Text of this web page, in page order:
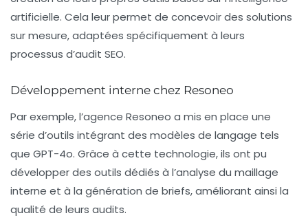
artificielle. Cela leur permet de concevoir des solutions
sur mesure, adaptées spécifiquement à leurs
processus d’audit SEO.
Développement interne chez Resoneo
Par exemple, l’agence Resoneo a mis en place une
série d’outils intégrant des modèles de langage tels
que GPT-4o. Grâce à cette technologie, ils ont pu
développer des outils dédiés à l’analyse du maillage
interne et à la génération de briefs, améliorant ainsi la
qualité de leurs audits.